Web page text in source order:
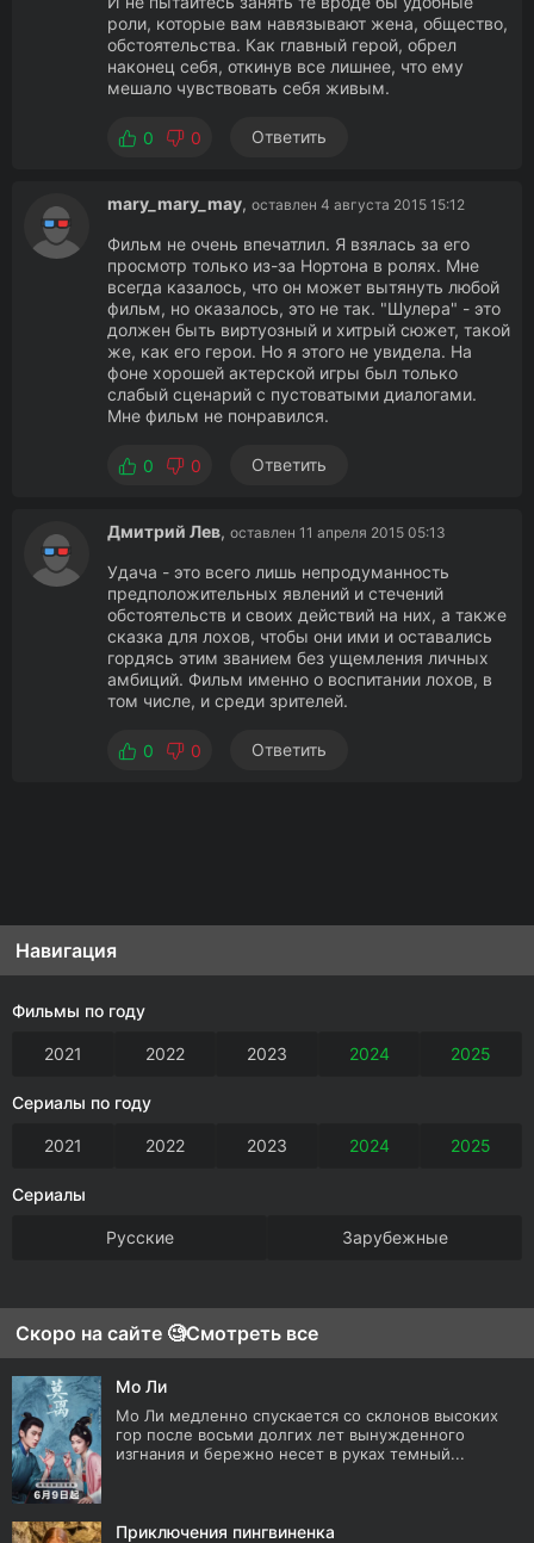
роли, которые вам навязывают жена, общество,
обстоятельства. Как главный герой, обрел
наконец себя, откинув все лишнее, что ему
мешало чувствовать себя живым.
0 0 Ответить
mary_mary_may, оставлен 4 августа 2015 15:12
Фильм не очень впечатлил. Я взялась за его
просмотр только из-за Нортона в ролях. Мне
всегда казалось, что он может вытянуть любой
фильм, но оказалось, это не так. "Шулера" - это
должен быть виртуозный и хитрый сюжет, такой
же, как его герои. Но я этого не увидела. На
фоне хорошей актерской игры был только
слабый сценарий с пустоватыми диалогами.
Мне фильм не понравился.
0 0 Ответить
Дмитрий Лев, оставлен 11 апреля 2015 05:13
Удача - это всего лишь непродуманность
предположительных явлений и стечений
обстоятельств и своих действий на них, а также
сказка для лохов, чтобы они ими и оставались
гордясь этим званием без ущемления личных
амбиций. Фильм именно о воспитании лохов, в
том числе, и среди зрителей.
0 0 Ответить
Навигация
Фильмы по году
2021 2022 2023 2024 2025
Сериалы по году
2021 2022 2023 2024 2025
Сериалы
Русские Зарубежные
Скоро на сайте 🧐Смотреть все
Мо Ли
Мо Ли медленно спускается со склонов высоких
гор после восьми долгих лет вынужденного
изгнания и бережно несет в руках темный...
Приключения пингвиненка